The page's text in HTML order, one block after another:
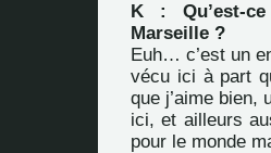
K : Qu’est-
Marseille ?
Euh… c’est un
vécu ici à part
que j’aime bien,
ici, et ailleurs
pour le monde